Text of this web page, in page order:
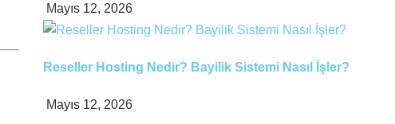
Mayıs 12, 2026
Reseller Hosting Nedir? Bayilik Sistemi Nasıl İşler?
Mayıs 12, 2026